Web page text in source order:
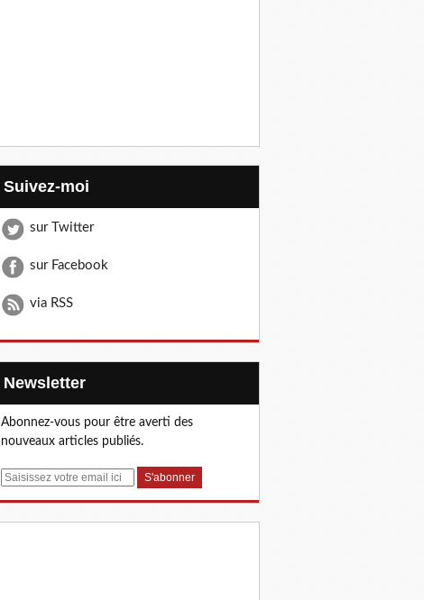
Suivez-moi
sur Twitter
sur Facebook
via RSS
Newsletter
Abonnez-vous pour être averti des
nouveaux articles publiés.
E